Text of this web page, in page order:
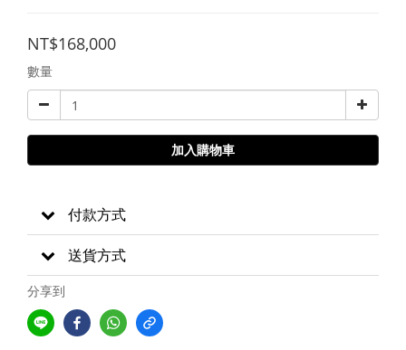
NT$168,000
數量
加入購物車
付款方式
送貨方式
分享到